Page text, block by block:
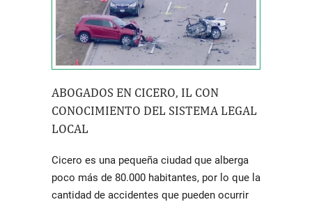
ABOGADOS EN CICERO, IL CON
CONOCIMIENTO DEL SISTEMA LEGAL
LOCAL
Cicero es una pequeña ciudad que alberga
poco más de 80.000 habitantes, por lo que la
cantidad de accidentes que pueden ocurrir